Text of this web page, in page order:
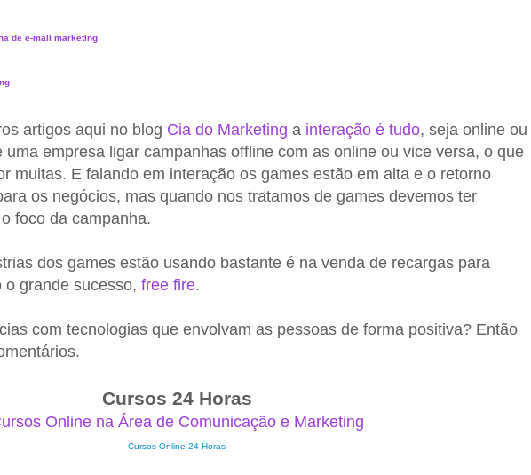
de e-mail marketing
artigos aqui no blog Cia do Marketing a interação é tudo, seja online ou
empresa ligar campanhas offline com as online ou vice versa, o que
muitas. E falando em interação os games estão em alta e o retorno
os negócios, mas quando nos tratamos de games devemos ter
foco da campanha.
dos games estão usando bastante é na venda de recargas para
o grande sucesso, free fire.
com tecnologias que envolvam as pessoas de forma positiva? Então
Cursos 24 Horas
Online na Área de Comunicação e Marketing
Cursos Online 24 Horas